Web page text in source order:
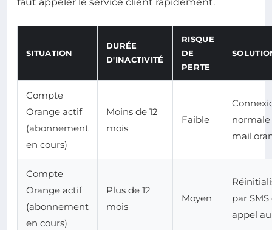
faut appeler le service client rapidement.
SITUATION
DURÉE
D'INACTIVITÉ
RISQUE
DE
PERTE
Compte
Orange actif
(abonnement
en cours)
Moins de 12
mois
Faible
normale
Compte
Orange actif
(abonnement
en cours)
Plus de 12
mois
Moyen
par SMS
appel